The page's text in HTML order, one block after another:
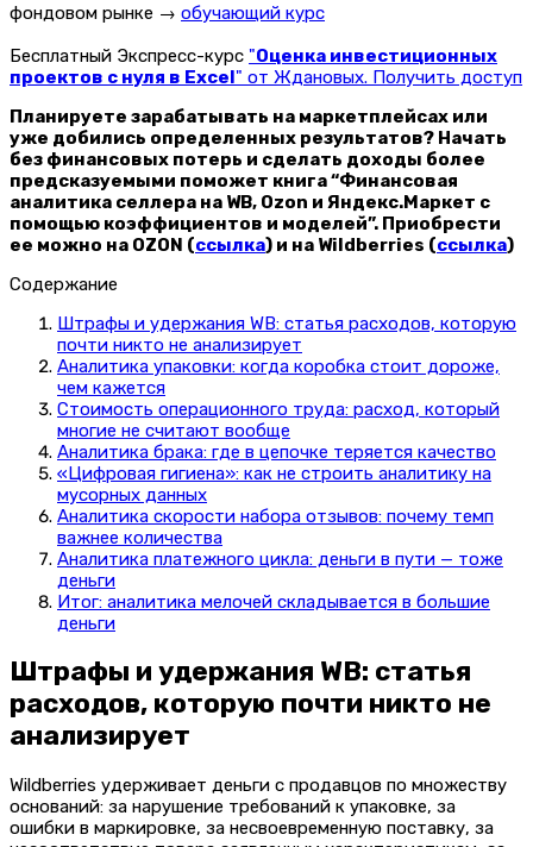
фондовом рынке → обучающий курс
Бесплатный Экспресс-курс "Оценка инвестиционных
проектов с нуля в Excel" от Ждановых. Получить доступ
Планируете зарабатывать на маркетплейсах или
уже добились определенных результатов? Начать
без финансовых потерь и сделать доходы более
предсказуемыми поможет книга “Финансовая
аналитика селлера на WB, Ozon и Яндекс.Маркет с
помощью коэффициентов и моделей”. Приобрести
ее можно на OZON (ссылка) и на Wildberries (ссылка)
Содержание
Штрафы и удержания WB: статья расходов, которую
почти никто не анализирует
Аналитика упаковки: когда коробка стоит дороже,
чем кажется
Стоимость операционного труда: расход, который
многие не считают вообще
Аналитика брака: где в цепочке теряется качество
«Цифровая гигиена»: как не строить аналитику на
мусорных данных
Аналитика скорости набора отзывов: почему темп
важнее количества
Аналитика платежного цикла: деньги в пути — тоже
деньги
Итог: аналитика мелочей складывается в большие
деньги
Штрафы и удержания WB: статья
расходов, которую почти никто не
анализирует
Wildberries удерживает деньги с продавцов по множеству
оснований: за нарушение требований к упаковке, за
ошибки в маркировке, за несвоевременную поставку, за